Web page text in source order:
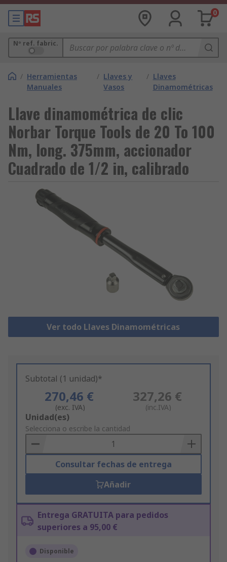
0
Nº ref. fabric.
/ Herramientas
Manuales
/ Llaves y
Vasos
/ Llaves
Dinamométricas
Llave dinamométrica de clic
Norbar Torque Tools de 20 To 100
Nm, long. 375mm, accionador
Cuadrado de 1/2 in, calibrado
Ver todo Llaves Dinamométricas
Subtotal (1 unidad)*
270,46 €
(exc. IVA)
327,26 €
(inc.IVA)
Add
to
Basket
Unidad(es)
Selecciona o escribe la cantidad
Consultar fechas de entrega
Añadir
Entrega GRATUITA para pedidos
superiores a 95,00 €
Disponible